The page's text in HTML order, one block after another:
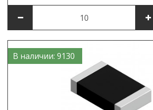
В наличии: 9130